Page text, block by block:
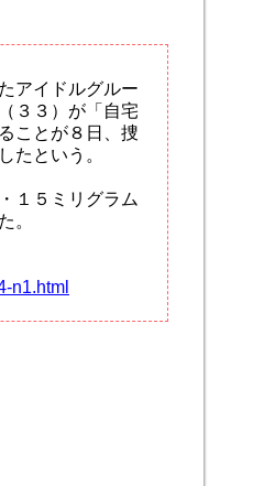
アイドルグルー
３３）が「自宅
ことが８日、捜
たという。
１５ミリグラム
。
n1.html